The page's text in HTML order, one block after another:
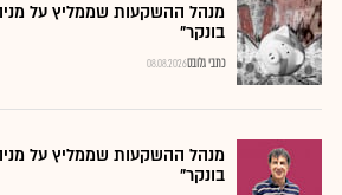
מנהל ההשקעות שממליץ על
בונקר"
08.08.2026כתבי גלובס
מנהל ההשקעות שממליץ על
בונקר"